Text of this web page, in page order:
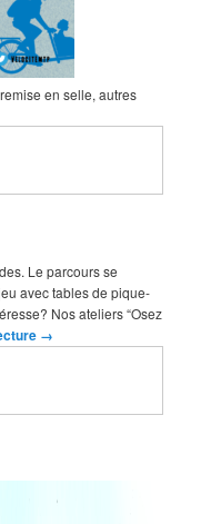
en selle, autres
Le parcours se
avec tables de pique-
Nos ateliers “Osez
→